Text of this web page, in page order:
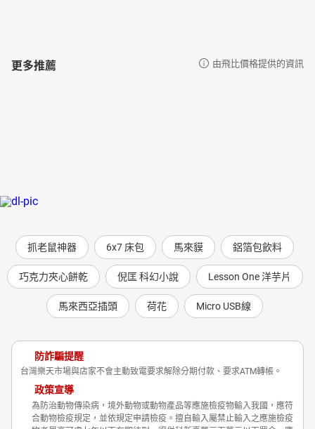
更多推薦 由飛比價格提供的資訊
抓老鼠神器 6x7 床包 馬來貘 鋁箔包飲料
巧克力夾心餅乾 倪匡 科幻小說 Lesson One 洋芋片
馬來西亞插頭 荷花 Micro USB線
防詐騙提醒
台灣樂天市場與店家不會主動致電要求解除分期付款、要求ATM轉帳。
政策宣導
為防治動物傳染病，境外動物或動物產品等應施檢疫物輸入我國，應符
合動物檢疫規定，並依規定申請檢疫。擅自輸入屬禁止輸入之應施檢疫